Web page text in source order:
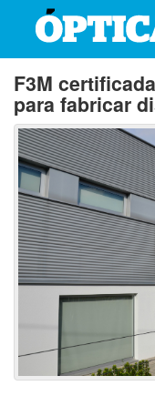
F3M
para fabricar